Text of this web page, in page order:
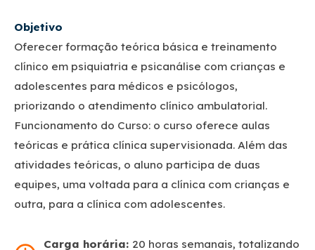
Objetivo
Oferecer formação teórica básica e treinamento
clínico em psiquiatria e psicanálise com crianças e
adolescentes para médicos e psicólogos,
priorizando o atendimento clínico ambulatorial.
Funcionamento do Curso: o curso oferece aulas
teóricas e prática clínica supervisionada. Além das
atividades teóricas, o aluno participa de duas
equipes, uma voltada para a clínica com crianças e
outra, para a clínica com adolescentes.
Carga horária: 20 horas semanais, totalizando